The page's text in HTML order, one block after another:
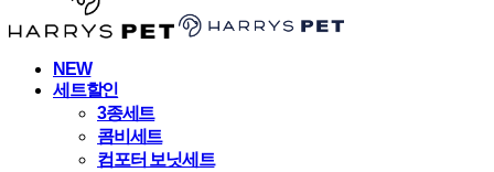
NEW
세트할인
3종세트
콤비세트
컴포터 보닛세트